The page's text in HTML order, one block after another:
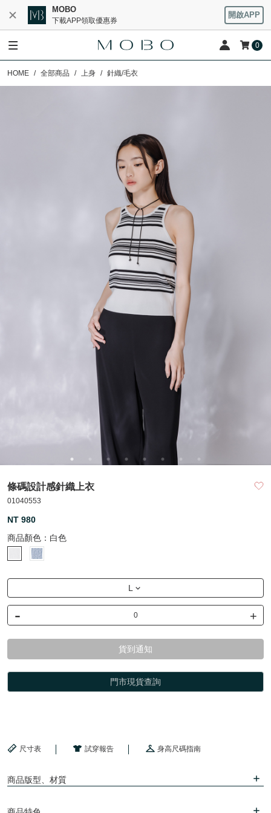
MOBO
下載APP領取優惠券
開啟APP
0
HOME 全部商品 上身 針織/毛衣
條碼設計感針織上衣
01040553
NT 980
商品顏色： 白色
L
- +
貨到通知
門市現貨查詢
尺寸表 試穿報告 身高尺碼指南
商品版型、材質